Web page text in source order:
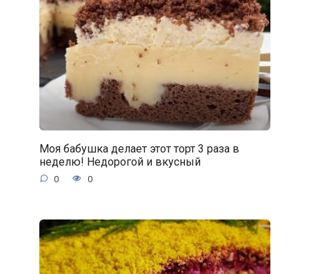
Моя бабушка делает этот торт 3 раза в
неделю! Недорогой и вкусный
0 0